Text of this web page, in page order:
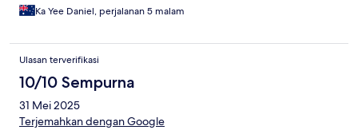
Ka Yee Daniel, perjalanan 5 malam
Ulasan terverifikasi
10/10 Sempurna
31 Mei 2025
Terjemahkan dengan Google